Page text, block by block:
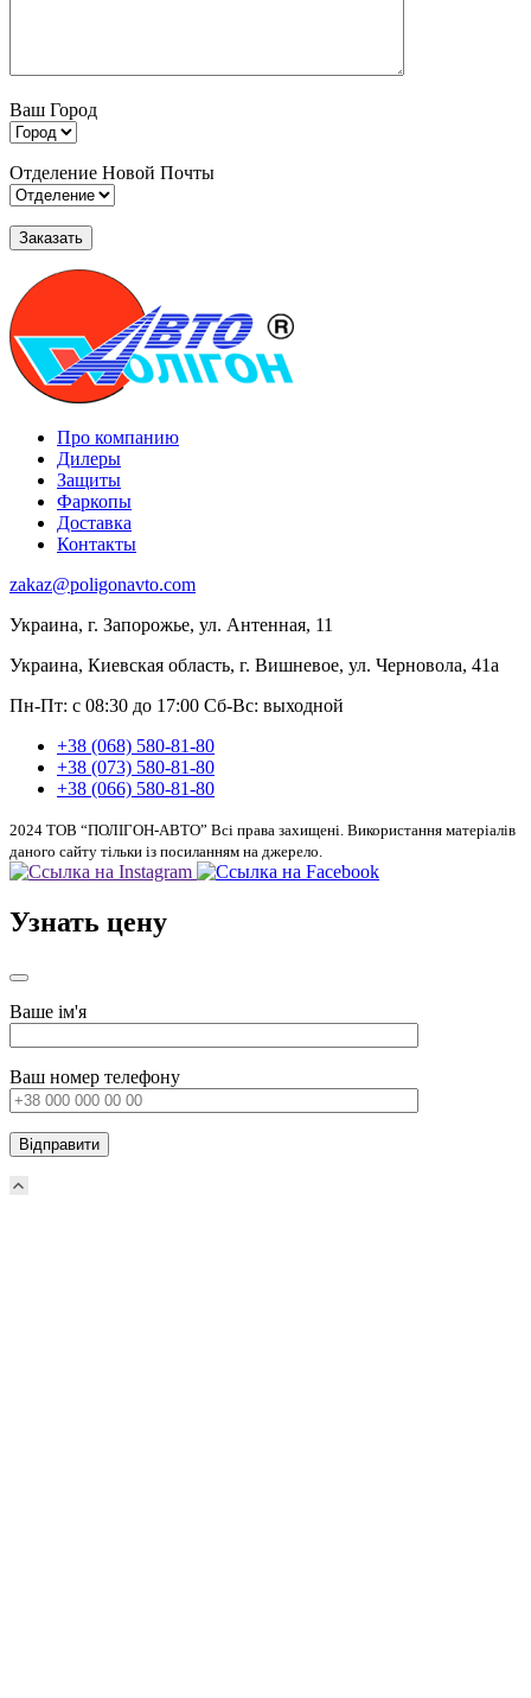
Ваш Город
Отделение Новой Почты
Про компанию
Дилеры
Защиты
Фаркопы
Доставка
Контакты
zakaz@poligonavto.com
Украина, г. Запорожье, ул. Антенная, 11
Украина, Киевская область, г. Вишневое, ул. Черновола, 41а
Пн-Пт: с 08:30 до 17:00 Сб-Вс: выходной
+38 (068) 580-81-80
+38 (073) 580-81-80
+38 (066) 580-81-80
2024 ТОВ “ПОЛІГОН-АВТО” Всі права захищені. Використання матеріалів
даного сайту тільки із посиланням на джерело.
Узнать цену
Ваше ім'я
Ваш номер телефону